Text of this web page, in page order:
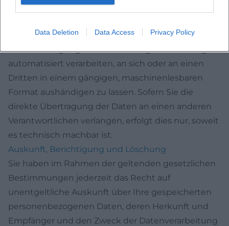
Data Deletion Data Access Privacy Policy
oder gerichtlicher Rechtsbehelfe.
Sie haben das Recht, Daten, die wir auf Grundlage
Ihrer Einwilligung oder in Erfüllung eines Vertrags
automatisiert verarbeiten, an sich oder an einen
Dritten in einem gängigen, maschinenlesbaren
Format aushändigen zu lassen. Sofern Sie die
direkte Übertragung der Daten an einen anderen
Verantwortlichen verlangen, erfolgt dies nur, soweit
es technisch machbar ist.
Auskunft, Berichtigung und Löschung
Sie haben im Rahmen der geltenden gesetzlichen
Bestimmungen jederzeit das Recht auf
unentgeltliche Auskunft über Ihre gespeicherten
personenbezogenen Daten, deren Herkunft und
Empfänger und den Zweck der Datenverarbeitung